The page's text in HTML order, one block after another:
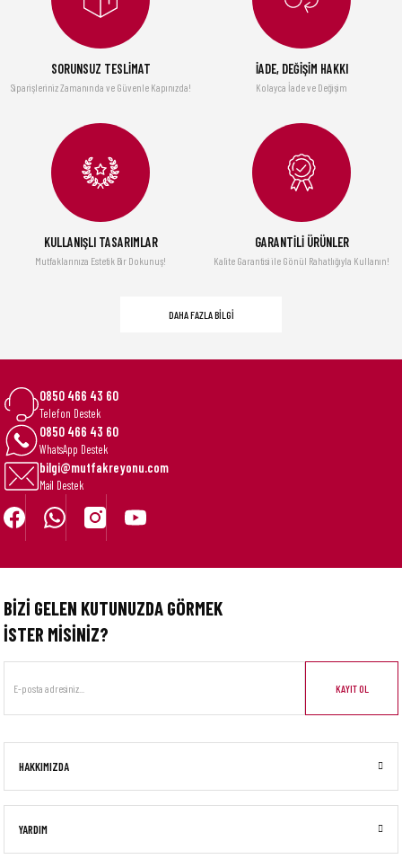
3.690,00 TL
Şarap Vakum Seti, Paslanmaz Çelik (1 POMPA, 2 TIPA), Kutulu
TÜKENDİ
Titan 20 Çöp Kompaktörlü Gıda Atık Kutusu - Paslanmaz Çelik
16.820,10 TL
16.990,00 TL
TÜKENDİ
Multi-grip Mandolin
2.069,10 TL
2.090,00 TL
SORUNSUZ TESLİMAT
Siparişleriniz Zamanında ve Güvenle Kapınızda!
İADE, DEĞİŞİM HAKKI
Kolayca İade ve Değişim
KULLANIŞLI TASARIMLAR
Mutfaklarınıza Estetik Bir Dokunuş!
GARANTİLİ ÜRÜNLER
Kalite Garantisi ile Gönül Rahatlığıyla Kullanın!
DAHA FAZLA BİLGİ
0850 466 43 60
Telefon Destek
0850 466 43 60
WhatsApp Destek
bilgi@mutfakreyonu.com
Mail Destek
BİZİ GELEN KUTUNUZDA GÖRMEK
İSTER MİSİNİZ?
KAYIT OL
HAKKIMIZDA
YARDIM